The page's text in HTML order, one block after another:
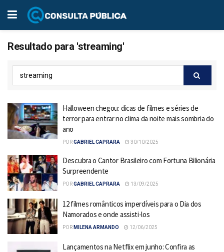
Resultado para 'streaming'
Halloween chegou: dicas de filmes e séries de
terror para entrar no clima da noite mais sombria do
ano
PORGABRIEL CAPRARA 30/10/2025
Descubra o Cantor Brasileiro com Fortuna Bilionária
Surpreendente
PORGABRIEL CAPRARA 13/09/2025
12 filmes românticos imperdíveis para o Dia dos
Namorados e onde assisti-los
POR MILENA ARMANDO 12/06/2025
Lançamentos na Netflix em junho: Confira as